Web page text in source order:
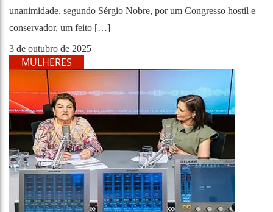
unanimidade, segundo Sérgio Nobre, por um Congresso hostil e
conservador, um feito […]
3 de outubro de 2025
MULHERES